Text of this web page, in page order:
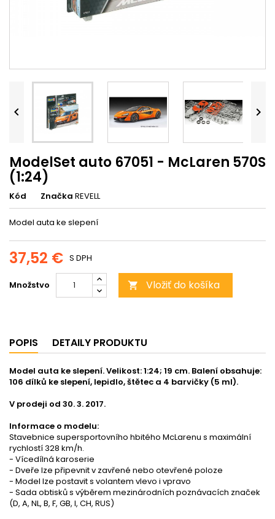
 
ModelSet auto 67051 - McLaren 570S
(1:24)
Kód Značka REVELL
Model auta ke slepení
37,52 € S DPH
Množstvo  Vložiť do košíka
POPIS DETAILY PRODUKTU
Model auta ke slepení. Velikost: 1:24; 19 cm. Balení obsahuje:
106 dílků ke slepení, lepidlo, štětec a 4 barvičky (5 ml).
V prodeji od 30. 3. 2017.
Informace o modelu:
Stavebnice supersportovního hbitého McLarenu s maximální
rychlostí 328 km/h.
- Vícedílná karoserie
- Dveře lze připevnit v zavřené nebo otevřené poloze
- Model lze postavit s volantem vlevo i vpravo
- Sada obtisků s výběrem mezinárodních poznávacích značek
(D, A, NL, B, F, GB, I, CH, RUS)